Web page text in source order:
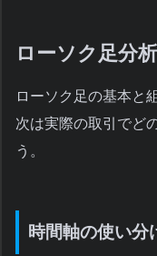
ローソク足分
ローソク足の基本と
次は実際の取引でど
う。
時間軸の使い分